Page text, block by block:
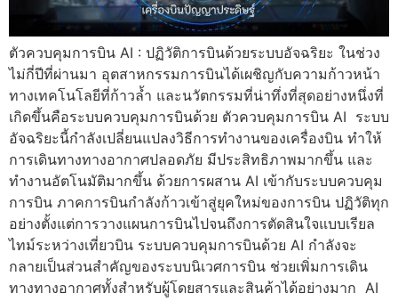
ตัวควบคุมการบิน AI : ปฏิวัติการบินด้วยระบบอัจฉริยะ ในช่วง
ไม่กี่ปีที่ผ่านมา อุตสาหกรรมการบินได้เผชิญกับความก้าวหน้า
ทางเทคโนโลยีที่ก้าวล้ำ และนวัตกรรมที่น่าทึ่งที่สุดอย่างหนึ่งที่
เกิดขึ้นคือระบบควบคุมการบินด้วย ตัวควบคุมการบิน AI ระบบ
อัจฉริยะนี้กำลังเปลี่ยนแปลงวิธีการทำงานของเครื่องบิน ทำให้
การเดินทางทางอากาศปลอดภัย มีประสิทธิภาพมากขึ้น และ
ทำงานอัตโนมัติมากขึ้น ด้วยการผสาน AI เข้ากับระบบควบคุม
การบิน ภาคการบินกำลังก้าวเข้าสู่ยุคใหม่ของการบิน ปฏิวัติทุก
อย่างตั้งแต่การวางแผนการบินไปจนถึงการตัดสินใจแบบเรียล
ไทม์ระหว่างเที่ยวบิน ระบบควบคุมการบินด้วย AI กำลังจะ
กลายเป็นส่วนสำคัญของระบบนิเวศการบิน ช่วยเพิ่มการเดิน
ทางทางอากาศทั้งสำหรับผู้โดยสารและสินค้าได้อย่างมาก AI